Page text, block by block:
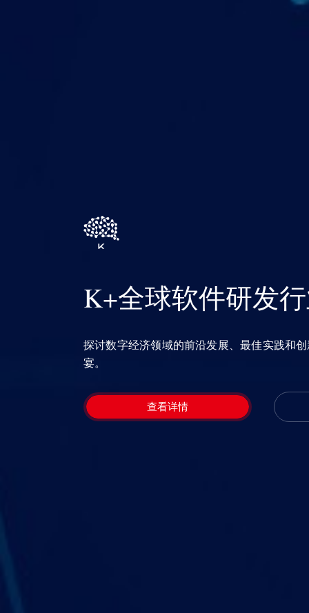
K+全球软件研发
探讨数字经济领域的前沿发展、最佳实践和
宴。
查看详情